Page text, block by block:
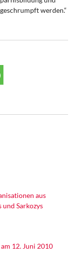
werden.“
aus
Sarkozys
12. Juni 2010